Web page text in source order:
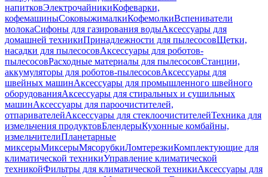
напитковЭлектрочайникиКофеварки,
кофемашиныСоковыжималкиКофемолкиВспениватели
молокаСифоны для газирования водыАксессуары для
домашней техникиПринадлежности для пылесосовЩетки,
насадки для пылесосовАксессуары для роботов-
пылесосовРасходные материалы для пылесосовСтанции,
аккумуляторы для роботов-пылесосовАксессуары для
швейных машинАксессуары для промышленного швейного
оборудованияАксессуары для стиральных и сушильных
машинАксессуары для пароочистителей,
отпаривателейАксессуары для стеклоочистителейТехника для
измельчения продуктовБлендерыКухонные комбайны,
измельчителиПланетарные
миксерыМиксерыМясорубкиЛомтерезкиКомплектующие для
климатической техникиУправление климатической
техникойФильтры для климатической техникиАксессуары для